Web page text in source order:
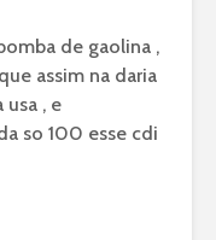
de gaolina ,
assim na daria
, e
so 100 esse cdi